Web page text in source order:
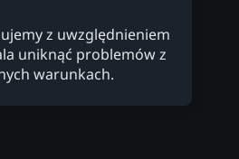
z uwzględnieniem
uniknąć problemów z
warunkach.